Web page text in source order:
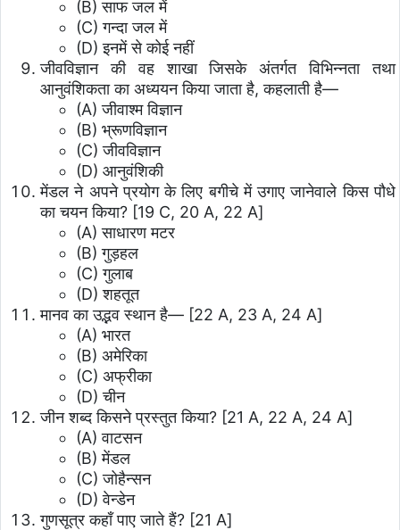
(B) साफ जल में
(C) गन्दा जल में
(D) इनमें से कोई नहीं
जीवविज्ञान की वह शाखा जिसके अंतर्गत विभिन्नता तथा
आनुवंशिकता का अध्ययन किया जाता है, कहलाती है—
(A) जीवाश्म विज्ञान
(B) भ्रूणविज्ञान
(C) जीवविज्ञान
(D) आनुवंशिकी
मेंडल ने अपने प्रयोग के लिए बगीचे में उगाए जानेवाले किस पौधे
का चयन किया? [19 C, 20 A, 22 A]
(A) साधारण मटर
(B) गुड़हल
(C) गुलाब
(D) शहतूत
मानव का उद्भव स्थान है— [22 A, 23 A, 24 A]
(A) भारत
(B) अमेरिका
(C) अफ्रीका
(D) चीन
जीन शब्द किसने प्रस्तुत किया? [21 A, 22 A, 24 A]
(A) वाटसन
(B) मेंडल
(C) जोहैन्सन
(D) वेन्डेन
गुणसूत्र कहाँ पाए जाते हैं? [21 A]